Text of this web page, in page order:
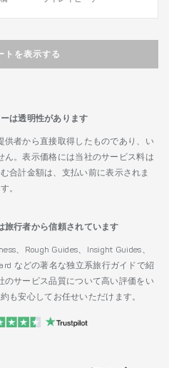
トを表示する
は透明性があります
供者から直接取得したものであり、い
ん。表示価格には当社のサービス料は
合計金額は、支払い前に表示されま
す。
旅行者から信頼されています
、Rough Guides、Insight Guides、
などの著名な独立系旅行ガイドで紹
のサービス品質について高い評価をい
も安心してお任せいただけます。